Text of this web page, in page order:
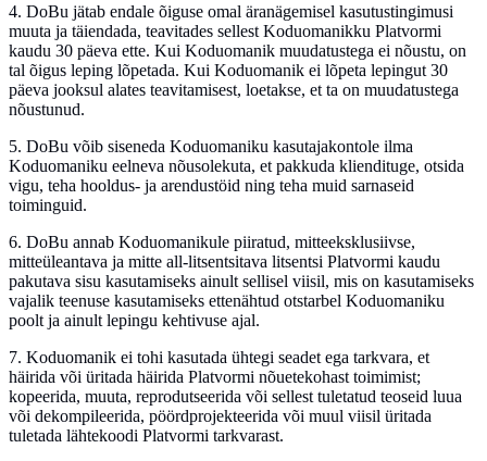
4. DoBu jätab endale õiguse omal äranägemisel kasutustingimusi
muuta ja täiendada, teavitades sellest Koduomanikku Platvormi
kaudu 30 päeva ette. Kui Koduomanik muudatustega ei nõustu, on
tal õigus leping lõpetada. Kui Koduomanik ei lõpeta lepingut 30
päeva jooksul alates teavitamisest, loetakse, et ta on muudatustega
nõustunud.
5. DoBu võib siseneda Koduomaniku kasutajakontole ilma
Koduomaniku eelneva nõusolekuta, et pakkuda kliendituge, otsida
vigu, teha hooldus- ja arendustöid ning teha muid sarnaseid
toiminguid.
6. DoBu annab Koduomanikule piiratud, mitteeksklusiivse,
mitteüleantava ja mitte all-litsentsitava litsentsi Platvormi kaudu
pakutava sisu kasutamiseks ainult sellisel viisil, mis on kasutamiseks
vajalik teenuse kasutamiseks ettenähtud otstarbel Koduomaniku
poolt ja ainult lepingu kehtivuse ajal.
7. Koduomanik ei tohi kasutada ühtegi seadet ega tarkvara, et
häirida või üritada häirida Platvormi nõuetekohast toimimist;
kopeerida, muuta, reprodutseerida või sellest tuletatud teoseid luua
või dekompileerida, pöördprojekteerida või muul viisil üritada
tuletada lähtekoodi Platvormi tarkvarast.